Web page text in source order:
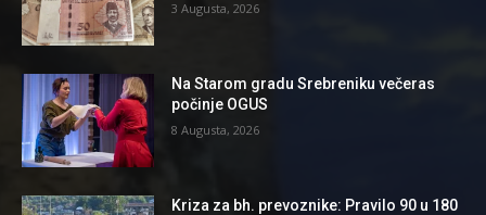
3 Augusta, 2026
Na Starom gradu Srebreniku večeras
počinje OGUS
8 Augusta, 2026
Kriza za bh. prevoznike: Pravilo 90 u 180